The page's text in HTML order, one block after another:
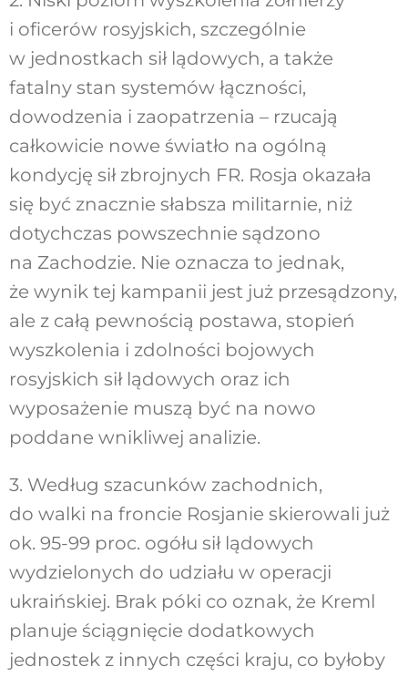
i oficerów rosyjskich, szczególnie
w jednostkach sił lądowych, a także
fatalny stan systemów łączności,
dowodzenia i zaopatrzenia – rzucają
całkowicie nowe światło na ogólną
kondycję sił zbrojnych FR. Rosja okazała
się być znacznie słabsza militarnie, niż
dotychczas powszechnie sądzono
na Zachodzie. Nie oznacza to jednak,
że wynik tej kampanii jest już przesądzony,
ale z całą pewnością postawa, stopień
wyszkolenia i zdolności bojowych
rosyjskich sił lądowych oraz ich
wyposażenie muszą być na nowo
poddane wnikliwej analizie.
3. Według szacunków zachodnich,
do walki na froncie Rosjanie skierowali już
ok. 95-99 proc. ogółu sił lądowych
wydzielonych do udziału w operacji
ukraińskiej. Brak póki co oznak, że Kreml
planuje ściągnięcie dodatkowych
jednostek z innych części kraju, co byłoby